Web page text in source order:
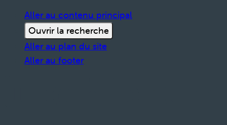
Aller au contenu principal
Ouvrir la recherche
Aller au plan du site
Aller au footer